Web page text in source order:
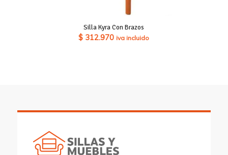
Silla Kyra Con Brazos
$ 312.970 iva incluido